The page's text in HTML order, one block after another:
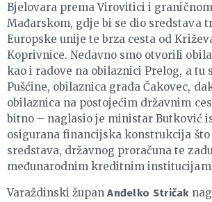
Bjelovara prema Virovitici i
Mađarskom, gdje bi se dio sredstava
Europske unije te brza cesta od
Koprivnice. Nedavno smo otvorili
kao i radove na obilaznici Prelog, a tu
Pušćine, obilaznica grada Čakovec,
obilaznica na postojećim državnim
bitno – naglasio je ministar Butković
osigurana financijska konstrukcija
sredstava, državnog proračuna te
međunarodnim kreditnim
Varaždinski županAnđelko Stričak